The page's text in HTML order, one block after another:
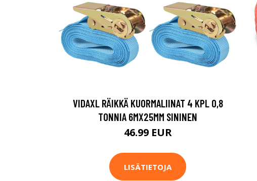
VIDAXL RÄIKKÄ KUORMALIINAT 4 KPL 0,8
TONNIA 6MX25MM SININEN
46.99 EUR
LISÄTIETOJA